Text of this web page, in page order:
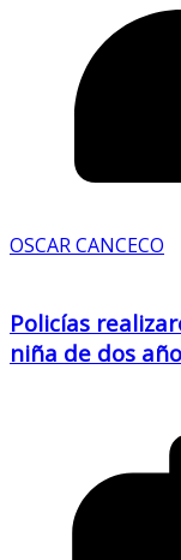
OSCAR CANCECO
Policías
niña de dos